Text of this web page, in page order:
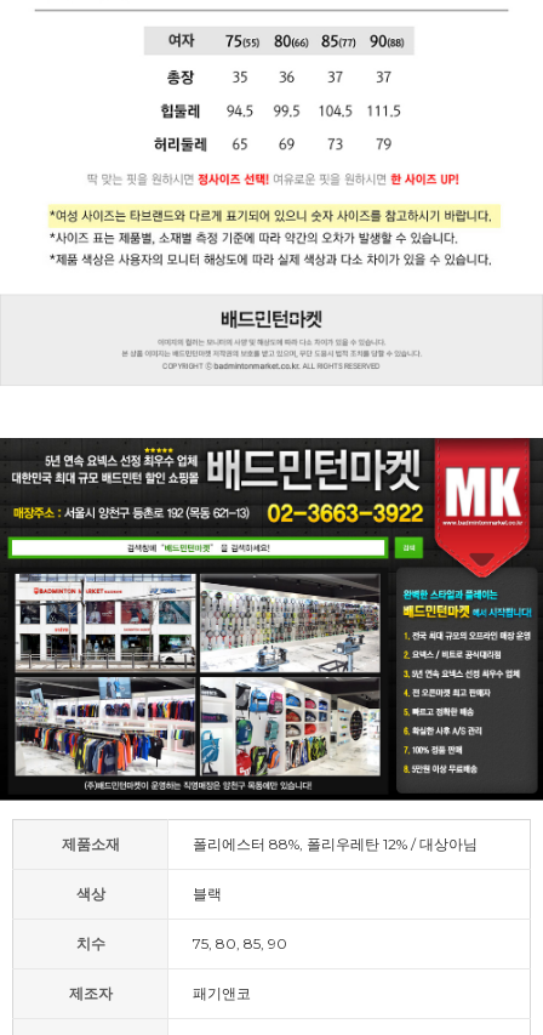
제품소재 폴리에스터 88%, 폴리우레탄 12% / 대상아님
색상 블랙
치수 75, 80, 85, 90
제조자 패기앤코